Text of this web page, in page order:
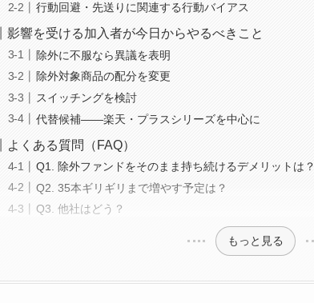
行動回避・先送りに関連する行動バイアス
影響を受ける加入者が今日からやるべきこと
除外に不服なら異議を表明
除外対象商品の配分を変更
スイッチングを検討
代替候補――楽天・プラスシリーズを中心に
よくある質問（FAQ）
Q1. 除外ファンドをそのまま持ち続けるデメリットは？
Q2. 35本ギリギリまで増やす予定は？
Q3. 他社はどう？
もっと見る